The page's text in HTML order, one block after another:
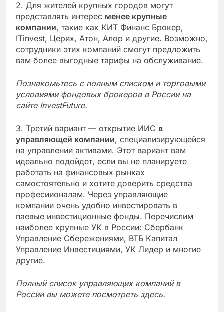
2. Для жителей крупных городов могут
представлять интерес менее крупные
компании, такие как КИТ Финанс Брокер,
ITinvest, Церих, Атон, Алор и другие. Возможно,
сотрудники этих компаний смогут предложить
вам более выгодные тарифы на обслуживание.
Познакомьтесь с полным списком и торговыми
условиями фондовых брокеров в России на
сайте InvestFuture.
3. Третий вариант — открытие ИИС в
управляющей компании, специализирующейся
на управлении активами. Этот вариант вам
идеально подойдет, если вы не планируете
работать на финансовых рынках
самостоятельно и хотите доверить средства
професиионалам. Через управляющие
компании очень удобно инвестировать в
паевые инвестиционные фонды. Перечислим
наиболее крупные УК в России: Сбербанк
Управление Сбережениями, ВТБ Капитал
Управление Инвестициями, УК Лидер и многие
другие.
Полный список управляющих компаний в
России вы можете посмотреть здесь.